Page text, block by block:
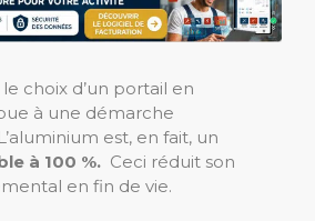
choix d’un portail en
à une démarche
est, en fait, un
à 100 %. Ceci réduit son
en fin de vie.